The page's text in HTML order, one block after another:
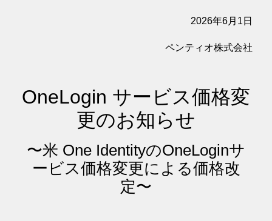
2026年6月1日
ペンティオ株式会社
OneLogin サービス価格変
更のお知らせ
〜米 One IdentityのOneLoginサ
ービス価格変更による価格改
定〜